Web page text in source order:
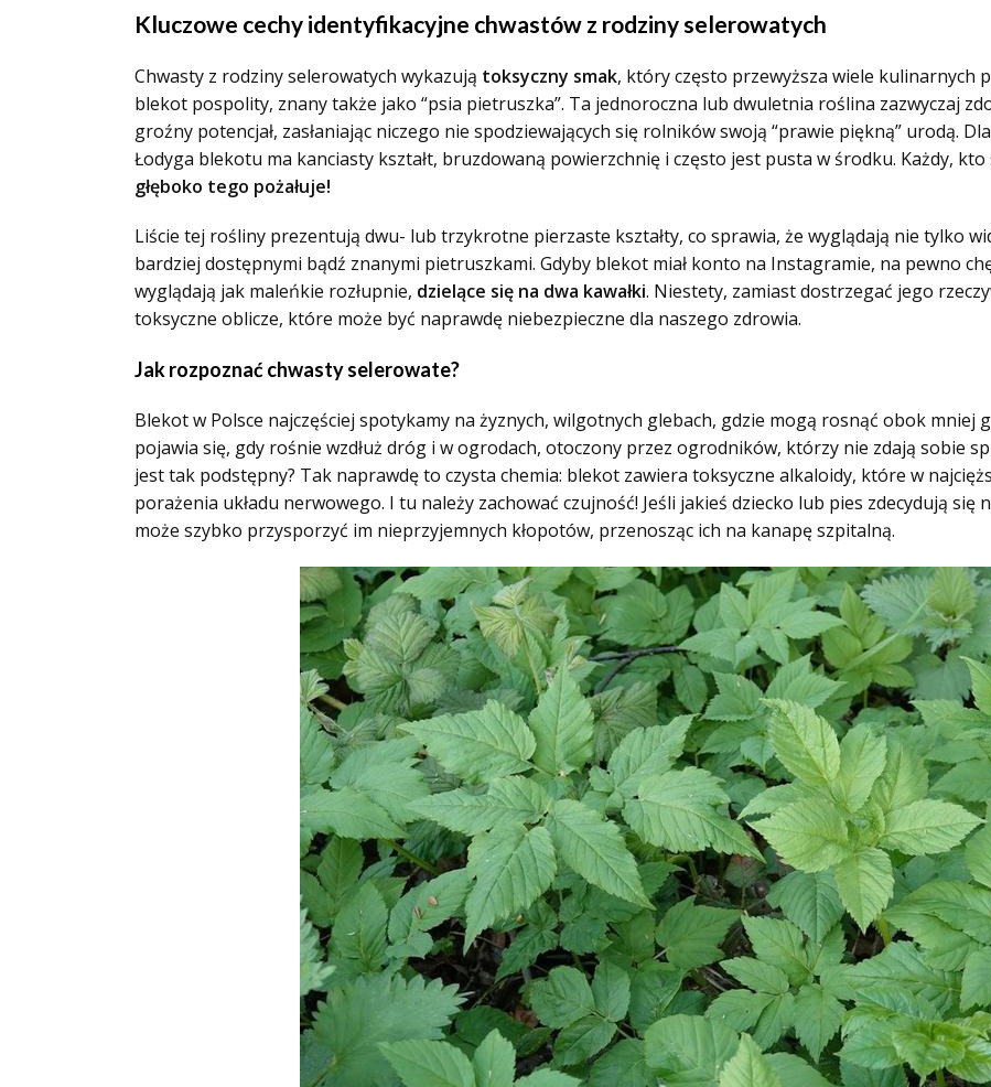
Kluczowe cechy identyfikacyjne chwastów z rodziny selerowatych
Chwasty z rodziny selerowatych wykazują toksyczny smak, który często przewyższa wiele kulinarnych
blekot pospolity, znany także jako “psia pietruszka”. Ta jednoroczna lub dwuletnia roślina zazwyczaj
groźny potencjał, zasłaniając niczego nie spodziewających się rolników swoją “prawie piękną” urodą.
Łodyga blekotu ma kanciasty kształt, bruzdowaną powierzchnię i często jest pusta w środku. Każdy,
głęboko tego pożałuje!
Liście tej rośliny prezentują dwu- lub trzykrotne pierzaste kształty, co sprawia, że wyglądają nie tylko
bardziej dostępnymi bądź znanymi pietruszkami. Gdyby blekot miał konto na Instagramie, na pewno
wyglądają jak maleńkie rozłupnie, dzielące się na dwa kawałki. Niestety, zamiast dostrzegać jego
toksyczne oblicze, które może być naprawdę niebezpieczne dla naszego zdrowia.
Jak rozpoznać chwasty selerowate?
Blekot w Polsce najczęściej spotykamy na żyznych, wilgotnych glebach, gdzie mogą rosnąć obok mniej
pojawia się, gdy rośnie wzdłuż dróg i w ogrodach, otoczony przez ogrodników, którzy nie zdają sobie
jest tak podstępny? Tak naprawdę to czysta chemia: blekot zawiera toksyczne alkaloidy, które w
porażenia układu nerwowego. I tu należy zachować czujność! Jeśli jakieś dziecko lub pies zdecydują się
może szybko przysporzyć im nieprzyjemnych kłopotów, przenosząc ich na kanapę szpitalną.